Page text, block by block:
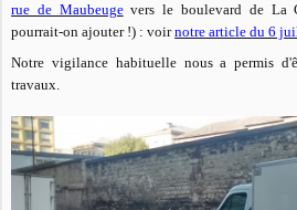
rue de Maubeugevers le boulevard de La
pourrait-on ajouter !) : voirnotre article du 6
Notre vigilance habituelle nous a permis
travaux.